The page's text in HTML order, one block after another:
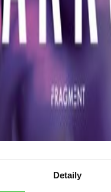
Detaily